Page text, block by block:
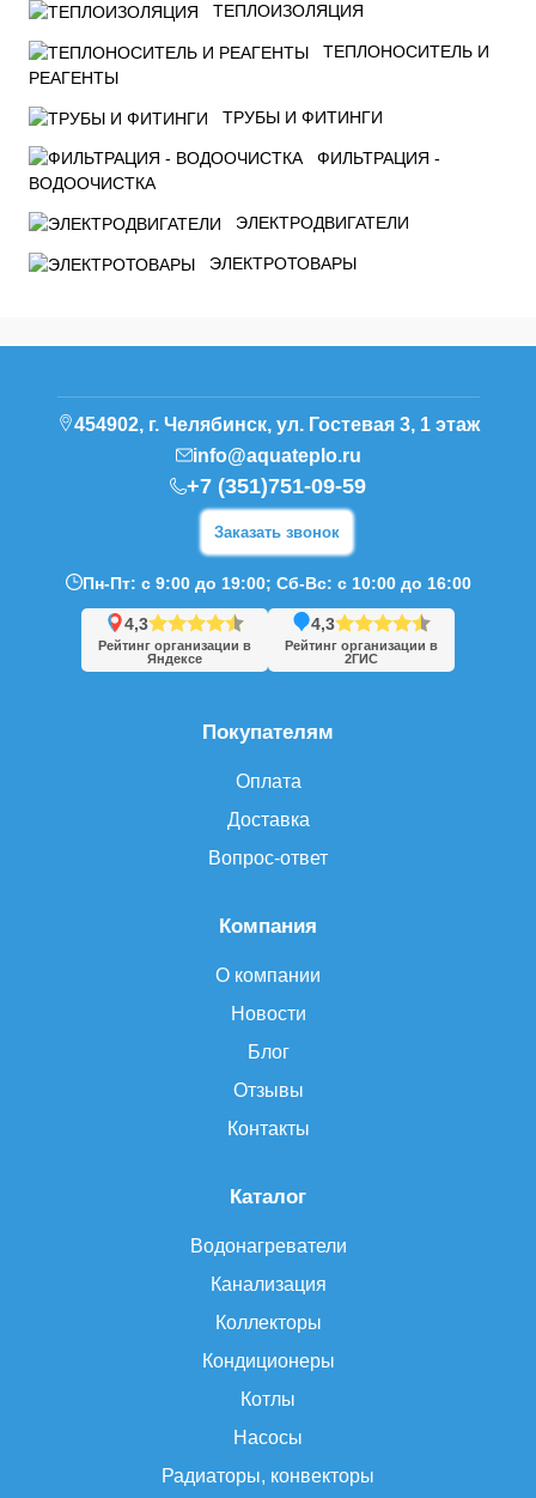
ТЕПЛОИЗОЛЯЦИЯ
ТЕПЛОНОСИТЕЛЬ И
РЕАГЕНТЫ
ТРУБЫ И ФИТИНГИ
ФИЛЬТРАЦИЯ -
ВОДООЧИСТКА
ЭЛЕКТРОДВИГАТЕЛИ
ЭЛЕКТРОТОВАРЫ
Каталог
Водонагреватели
Канализация
Коллекторы
Кондиционеры
Котлы
Насосы
Радиаторы, конвекторы
Компания
О компании
Новости
Блог
Отзывы
Контакты
Покупателям
Оплата
Доставка
Вопрос-ответ
454902, г. Челябинск, ул. Гостевая 3, 1 этаж
info@aquateplo.ru
+7 (351)751-09-59
Заказать звонок
Пн-Пт: с 9:00 до 19:00; Сб-Вс: с 10:00 до 16:00
4,3
Рейтинг организации в
Яндексе
4,3
Рейтинг организации в
2ГИС